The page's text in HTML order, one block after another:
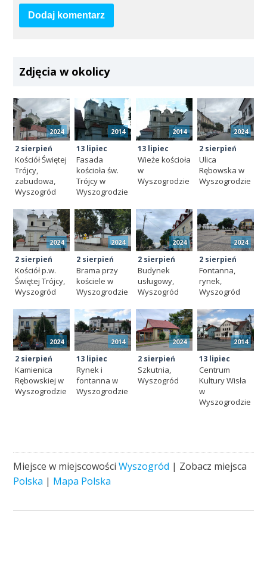
Dodaj komentarz
Zdjęcia w okolicy
2024
2 sierpień
Kościół Świętej
Trójcy,
zabudowa,
Wyszogród
2014
13 lipiec
Fasada
kościoła św.
Trójcy w
Wyszogrodzie
2014
13 lipiec
Wieże kościoła
w
Wyszogrodzie
2024
2 sierpień
Ulica
Rębowska w
Wyszogrodzie
2024
2 sierpień
Kościół p.w.
Świętej Trójcy,
Wyszogród
2024
2 sierpień
Brama przy
kościele w
Wyszogrodzie
2024
2 sierpień
Budynek
usługowy,
Wyszogród
2024
2 sierpień
Fontanna,
rynek,
Wyszogród
2024
2 sierpień
Kamienica
Rębowskiej w
Wyszogrodzie
2014
13 lipiec
Rynek i
fontanna w
Wyszogrodzie
2024
2 sierpień
Szkutnia,
Wyszogród
2014
13 lipiec
Centrum
Kultury Wisła
w
Wyszogrodzie
Miejsce w miejscowościWyszogród | Zobacz miejsca
Polska | Mapa Polska